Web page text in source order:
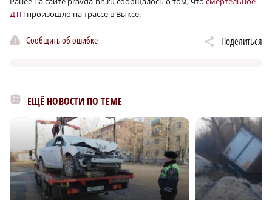
ДТП произошло на трассе в Выксе.
Сообщить об ошибке Поделиться
ЕЩЁ НОВОСТИ ПО ТЕМЕ